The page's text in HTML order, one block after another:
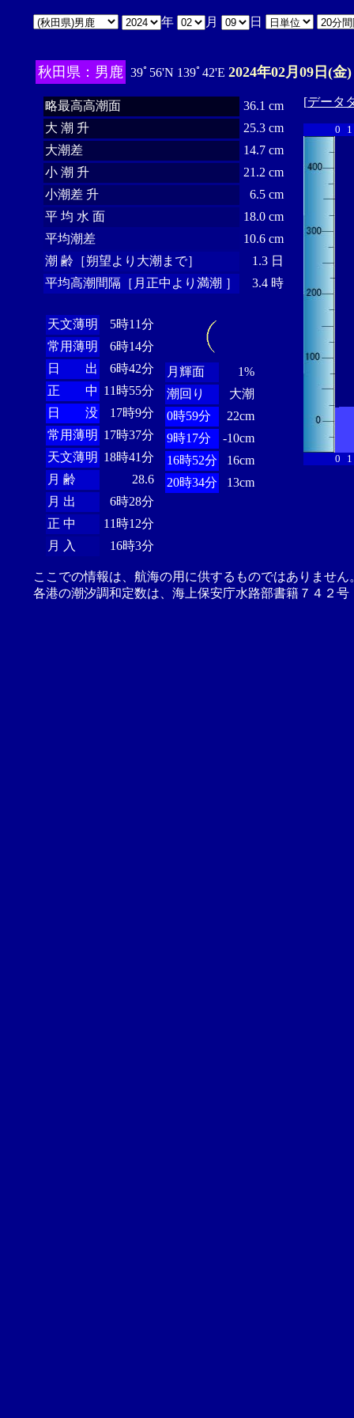
年 月 日
秋田県：男鹿 39ﾟ56'N 139ﾟ42'E 2024年02月09日(金)
略最高高潮面
36.1 cm
大 潮 升
25.3 cm
大潮差
14.7 cm
小 潮 升
21.2 cm
小潮差 升
6.5 cm
平 均 水 面
18.0 cm
平均潮差
10.6 cm
潮 齢［朔望より大潮まで］
1.3 日
平均高潮間隔［月正中より満潮 ］
3.4 時
天文薄明
5時11分
常用薄明
6時14分
日 出
6時42分
正 中 11時55分
日 没
17時9分
常用薄明 17時37分
天文薄明 18時41分
月 齢
28.6
月 出
6時28分
正 中
11時12分
月 入
16時3分
月輝面
1%
潮回り
大潮
0時59分
22cm
9時17分
-10cm
16時52分
16cm
20時34分
13cm
[データ
0 1
0 1
ここでの情報は、航海の用に供するものではありませ
各港の潮汐調和定数は、海上保安庁水路部書籍７４２